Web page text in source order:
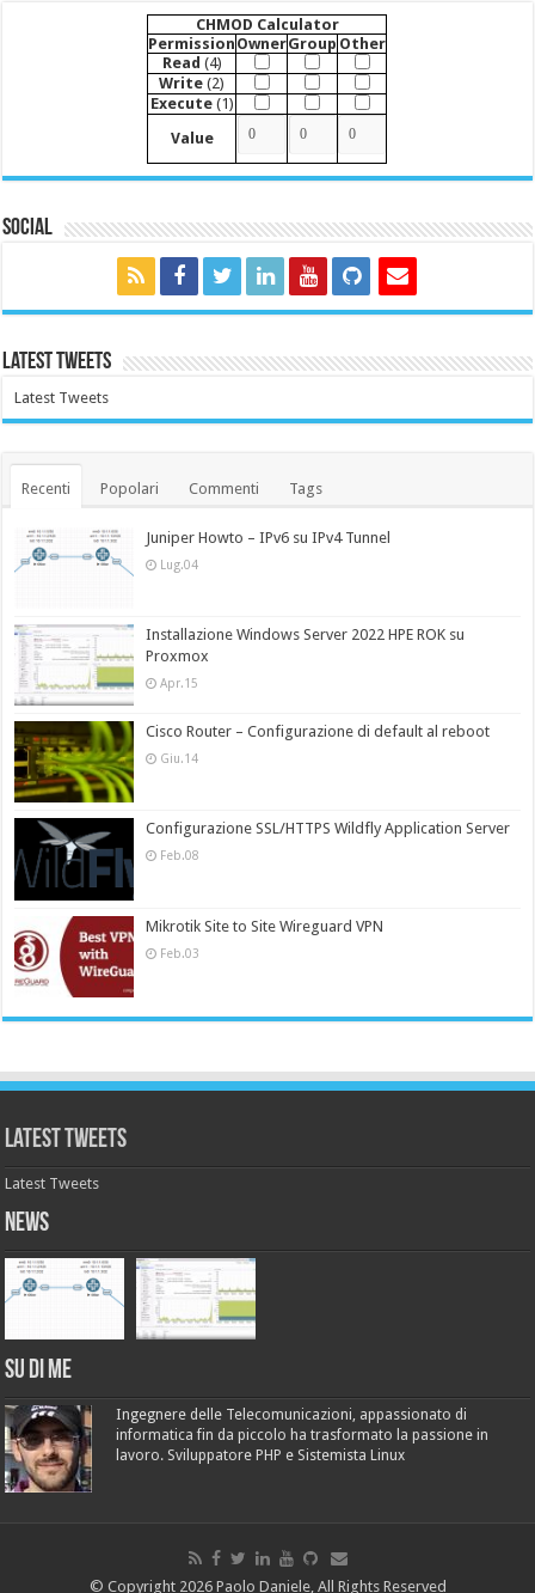
CHMOD Calculator
Permission OwnerGroup Other
Read (4)
Write (2)
Execute(1)
Value
Social
Latest Tweets
Latest Tweets
Recenti Popolari Commenti Tags
Juniper Howto – IPv6 su IPv4 Tunnel
Lug.04
Installazione Windows Server 2022 HPE ROK su
Proxmox
Apr.15
Cisco Router – Configurazione di default al reboot
Giu.14
Configurazione SSL/HTTPS Wildfly Application Server
Feb.08
Mikrotik Site to Site Wireguard VPN
Feb.03
Latest Tweets
Latest Tweets
News
Su di me
Ingegnere delle Telecomunicazioni, appassionato di
informatica fin da piccolo ha trasformato la passione in
lavoro. Sviluppatore PHP e Sistemista Linux
© Copyright 2026 Paolo Daniele, All Rights Reserved